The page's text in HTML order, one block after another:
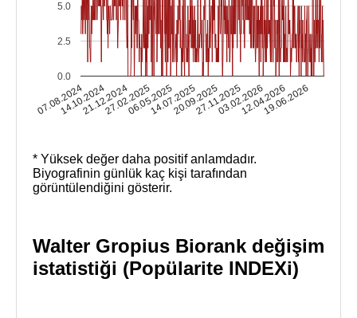
07.08.2024
14.10.202421.12.202427.02.202506.05.202514.07.202520.09.202527.11.202503.02.202612.04.2026
19.06.2026
0.0
2.5
5.0
* Yüksek değer daha positif anlamdadır.
Biyografinin günlük kaç kişi tarafından
görüntülendiğini gösterir.
Walter Gropius Biorank değişim
istatistiği (Popülarite INDEXi)